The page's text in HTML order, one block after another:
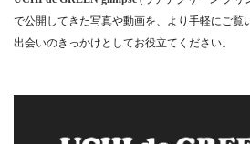
で公開してきた写真や動画を、より手軽にご覧
出会いのきっかけとしてお役立てください。